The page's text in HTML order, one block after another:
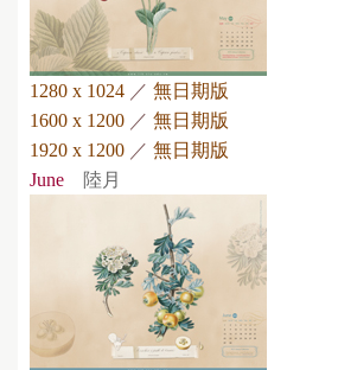
1280 x 1024 ／ 無日期版
1600 x 1200 ／ 無日期版
1920 x 1200 ／ 無日期版
June
陸月